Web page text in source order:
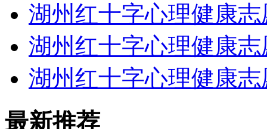
湖州红十字心理健康
湖州红十字心理健康
湖州红十字心理健康
最新推荐